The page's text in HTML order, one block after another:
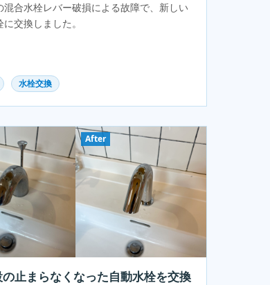
混合水栓レバー破損による故障で、新しい
交換しました。
水栓交換
After
止まらなくなった自動水栓を交換